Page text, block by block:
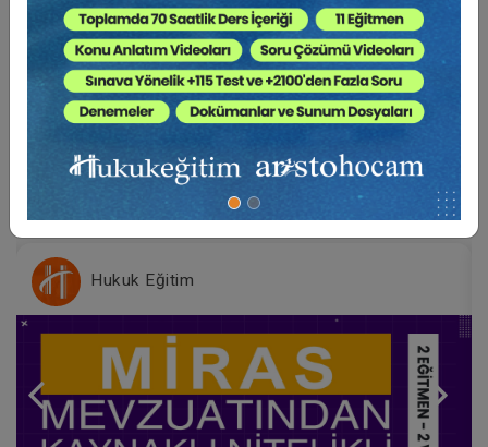
BENZER VIDEO EĞITIMLER
Video Eğitim Abonesi Ol: Sadece 5490 TL / Yıllık
Hukuk Eğitim